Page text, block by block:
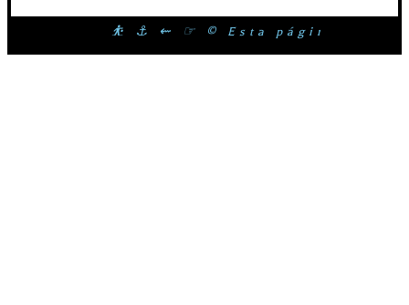
⛹ ⚓ ⇜ ☞ © Esta página web é